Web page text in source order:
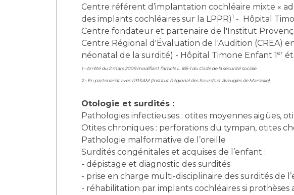
Centre référent d’implantation cochléaire mixte «
des implants cochléaires sur la LPPR)1 - Hôpital
Centre fondateur et partenaire de l'Institut
Centre Régional d'Évaluation de l'Audition (CREA)
néonatal de la surdité) - Hôpital Timone Enfant 1er
1 - Arrêté du 2 mars 2009 modifiant l’article L. 165-1 du Code de la sécurité sociale
2 - En partenariat avec l'IRSAM (Institut Régional des Sourds et Aveugles de Marseille)
Otologie et surdités :
Pathologies infectieuses : otites moyennes aigües,
Otites chroniques : perforations du tympan, otites
Pathologie malformative de l’oreille
Surdités congénitales et acquises de l’enfant :
- dépistage et diagnostic des surdités
- prise en charge multi-disciplinaire des surdités de
- réhabilitation par implants cochléaires si prothèses